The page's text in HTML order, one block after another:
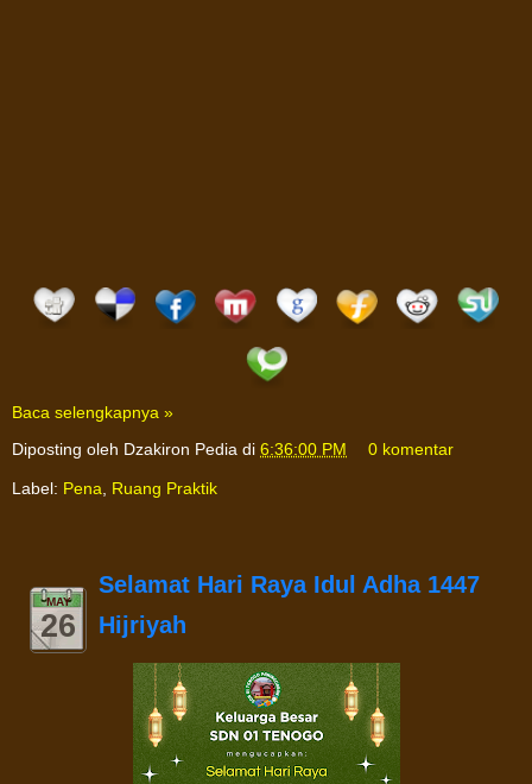
Baca selengkapnya »
Diposting oleh Dzakiron Pedia di 6:36:00 PM 0 komentar
Label: Pena, Ruang Praktik
MAY
26
Selamat Hari Raya Idul Adha 1447
Hijriyah